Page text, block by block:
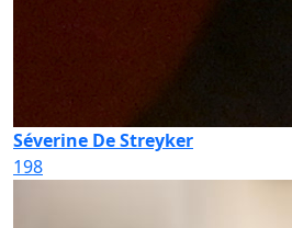
Séverine De Streyker
198